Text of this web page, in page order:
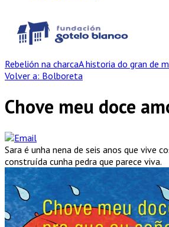
Rebelión na charcaA historia do gran de
Volver a: Bolboreta
Chove meu doce
Sara é unha nena de seis anos que vive
construída cunha pedra que parece viva.